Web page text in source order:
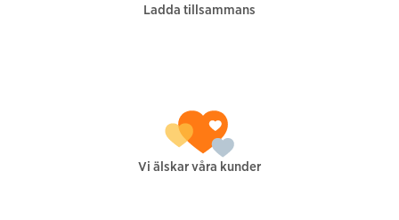
Ladda tillsammans
Vi älskar våra kunder